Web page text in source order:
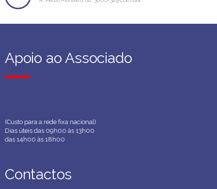
Apoio ao Associado
Apoio ao Associado
(Custo para a rede fixa nacional)
Dias úteis das 09h00 às 13h00
das 14h00 às 18h00
Contactos
Contactos